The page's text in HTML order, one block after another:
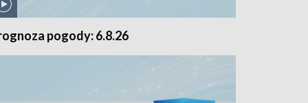
pogody: 6.8.26